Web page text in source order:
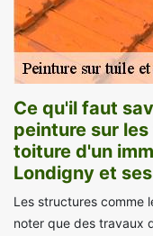
Ce qu'il faut
peinture sur
toiture d'un
Londigny et
Les structures comme
noter que des travaux